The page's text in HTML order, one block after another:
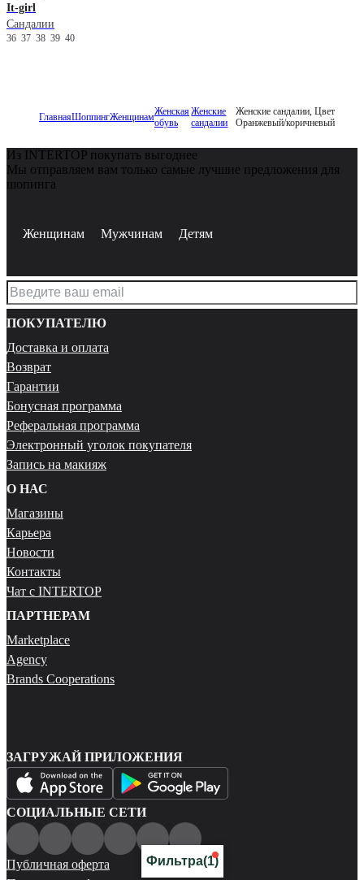
It-girl
Сандалии
36 37 38 39 40
ГлавнаяШоппингЖенщинамЖенская
обувь
Женские
сандалии
Женские сандалии, Цвет
Оранжевый/коричневый
Фильтра(1)
Из INTERTOP покупать выгоднее
Мы отправляем вам только самые лучшие предложения для
шопинга
Женщинам Мужчинам Детям
ПОКУПАТЕЛЮ
Доставка и оплата
Возврат
Гарантии
Бонусная программа
Реферальная программа
Электронный уголок покупателя
Запись на макияж
О НАС
Магазины
Карьера
Новости
Контакты
Чат с INTERTOP
ПАРТНЕРАМ
Marketplace
Agency
Brands Cooperations
ЗАГРУЖАЙ ПРИЛОЖЕНИЯ
СОЦИАЛЬНЫЕ СЕТИ
Публичная оферта